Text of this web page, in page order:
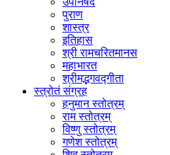
पुराण
शास्त्र
इतिहास
श्री रामचरितमानस
महाभारत
श्रीमद्भगवद्गीता
स्त्रोतं संग्रह
हनुमान स्तोत्रम्
राम स्तोत्रम्
विष्णु स्तोत्रम्
गणेश स्तोत्रम्